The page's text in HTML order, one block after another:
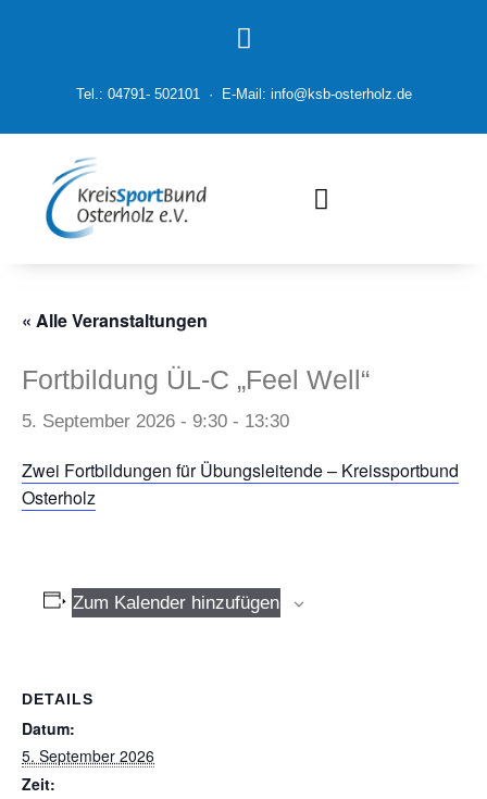
Tel.: 04791- 502101 · E-Mail: info@ksb-osterholz.de
« Alle Veranstaltungen
Fortbildung ÜL-C „Feel Well“
5. September 2026 - 9:30 - 13:30
Zwei Fortbildungen für Übungsleitende – Kreissportbund
Osterholz
Zum Kalender hinzufügen
DETAILS
Datum:
5. September 2026
Zeit: